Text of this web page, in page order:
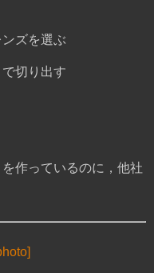
ズを選ぶ
切り出す
作っているのに，他社